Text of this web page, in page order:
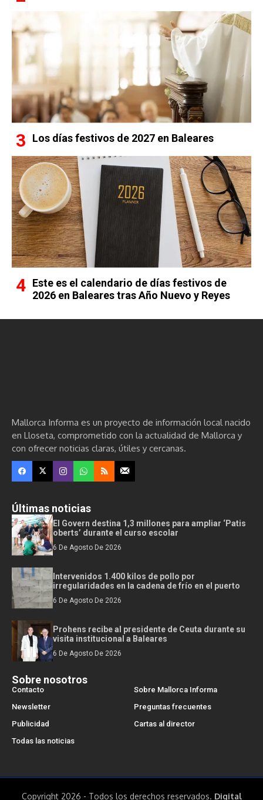
Los días festivos de 2027 en Baleares
Este es el calendario de días festivos de
2026 en Baleares tras Año Nuevo y Reyes
Mallorca Informa es un proyecto de información local nacido
en Lloseta, comprometido con la actualidad de Mallorca y
con ofrecer noticias claras, útiles y cercanas.
Últimas noticias
El Govern destina 1,3 millones para ampliar ‘Patis
oberts’ durante el curso escolar
6 De Agosto De 2026
Intervenidos 1.400 kilos de pollo por
irregularidades en la cadena de frío en el puerto
6 De Agosto De 2026
Prohens recibe al presidente de Ceuta durante su
visita institucional a Baleares
6 De Agosto De 2026
Sobre nosotros
Contacto
Sobre Mallorca Informa
Newsletter
Preguntas frecuentes
Publicidad
Cartas al director
Todas las noticias
Copyright 2026 - Todos los derechos reservados. Digital